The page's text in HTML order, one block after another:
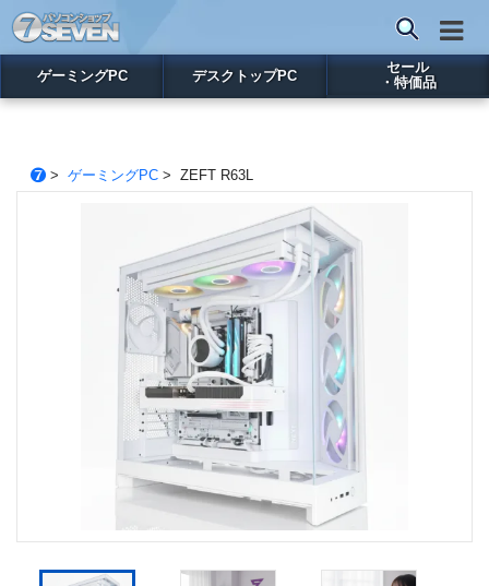
ゲーミングPC デスクトップPC
セール
・特価品
> ゲーミングPC> ZEFT R63L